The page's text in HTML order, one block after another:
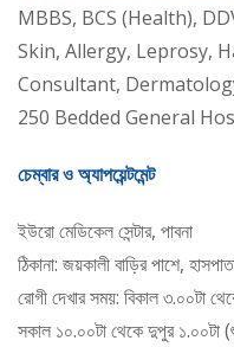
MBBS, BCS (Health),
Skin, Allergy, Leprosy,
Consultant,
250 Bedded General
চেম্বার ও অ্যাপয়েন্টমেন্ট
ইউরো মেডিকেল সেন্টার, পাবনা
ঠিকানা: জয়কালী বাড়ির পাশে,
রোগী দেখার সময়: বিকাল ৩.০০টা
সকাল ১০.০০টা থেকে দুপুর ১.০০টা